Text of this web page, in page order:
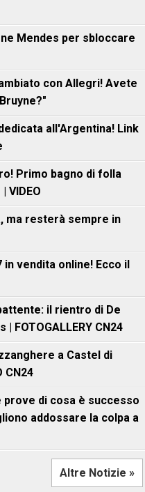
Mendes per sbloccare
con Allegri! Avete
all'Argentina! Link
Primo bagno di folla
VIDEO
ma resterà sempre in
in vendita online! Ecco il
il rientro di De
FOTOGALLERY CN24
a Castel di
CN24
prove di cosa è successo
addossare la colpa a
Altre Notizie »